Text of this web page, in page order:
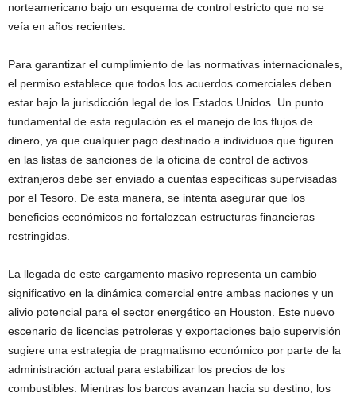
norteamericano bajo un esquema de control estricto que no se
veía en años recientes.
Para garantizar el cumplimiento de las normativas internacionales,
el permiso establece que todos los acuerdos comerciales deben
estar bajo la jurisdicción legal de los Estados Unidos. Un punto
fundamental de esta regulación es el manejo de los flujos de
dinero, ya que cualquier pago destinado a individuos que figuren
en las listas de sanciones de la oficina de control de activos
extranjeros debe ser enviado a cuentas específicas supervisadas
por el Tesoro. De esta manera, se intenta asegurar que los
beneficios económicos no fortalezcan estructuras financieras
restringidas.
La llegada de este cargamento masivo representa un cambio
significativo en la dinámica comercial entre ambas naciones y un
alivio potencial para el sector energético en Houston. Este nuevo
escenario de licencias petroleras y exportaciones bajo supervisión
sugiere una estrategia de pragmatismo económico por parte de la
administración actual para estabilizar los precios de los
combustibles. Mientras los barcos avanzan hacia su destino, los